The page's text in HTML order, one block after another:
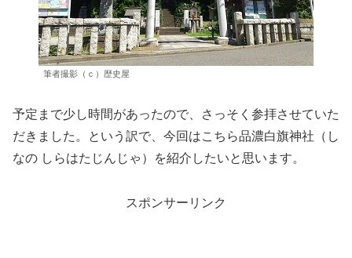
筆者撮影（ｃ）歴史屋
予定まで少し時間があったので、さっそく参拝させていた
だきました。という訳で、今回はこちら品濃白旗神社（し
なの しらはたじんじゃ）を紹介したいと思います。
スポンサーリンク